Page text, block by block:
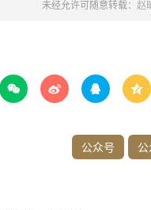
未经允许可随意转载： 赵
   
公众号